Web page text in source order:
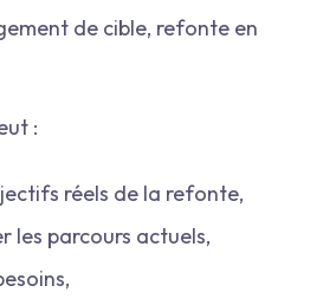
de cible, refonte en
:
réels de la refonte,
les parcours actuels,